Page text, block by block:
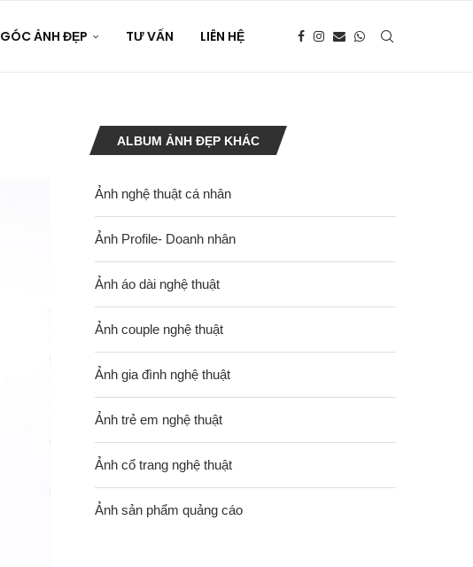
GÓC ẢNH ĐẸP TƯ VẤN LIÊN HỆ
ALBUM ẢNH ĐẸP KHÁC
Ảnh nghệ thuật cá nhân
Ảnh Profile- Doanh nhân
Ảnh áo dài nghệ thuật
Ảnh couple nghệ thuật
Ảnh gia đình nghệ thuật
Ảnh trẻ em nghệ thuật
Ảnh cổ trang nghệ thuật
Ảnh sản phẩm quảng cáo